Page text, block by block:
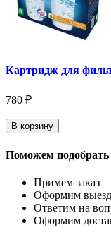
Картридж для
780 ₽
В корзину
Поможем подобрать
Примем заказ
Оформим выезд
Ответим на
Оформим